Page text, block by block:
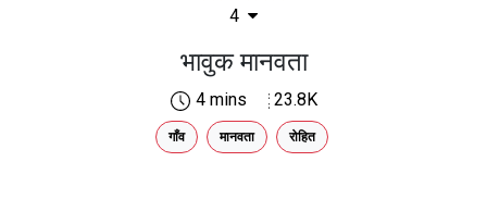
4
भावुक मानवता
4 mins 23.8K
गाँव मानवता रोहित